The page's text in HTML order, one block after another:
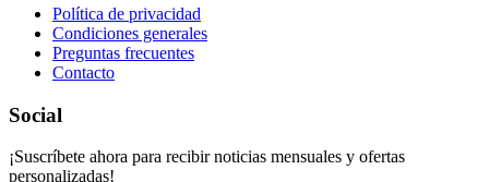
Política de privacidad
Condiciones generales
Preguntas frecuentes
Contacto
Social
¡Suscríbete ahora para recibir noticias mensuales y ofertas
personalizadas!